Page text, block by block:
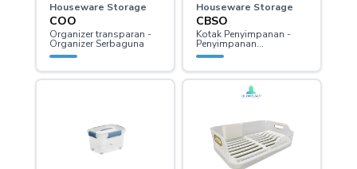
Houseware Storage
COO
Organizer transparan -
Organizer Serbaguna
Houseware Storage
CBSO
Kotak Penyimpanan -
Penyimpanan
Transparan - Storage